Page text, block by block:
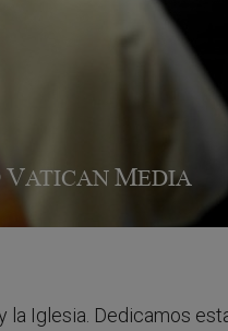
Iglesia. Dedicamos